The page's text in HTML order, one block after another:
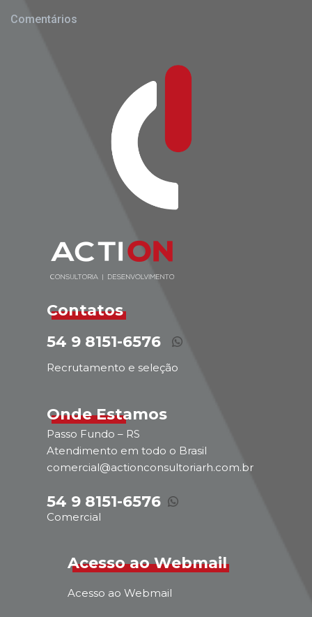
Comentários
Contatos
54 9 8151-6576
Recrutamento e seleção
Onde Estamos
Passo Fundo – RS
Atendimento em todo o Brasil
comercial@actionconsultoriarh.com.br
54 9 8151-6576
Comercial
Acesso ao Webmail
Acesso ao Webmail